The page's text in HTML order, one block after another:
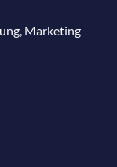
Marketing